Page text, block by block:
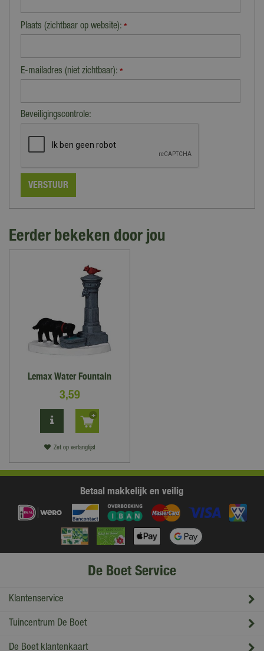
Plaats (zichtbaar op website): *
E-mailadres (niet zichtbaar): *
Beveiligingscontrole:
Eerder bekeken door jou
Lemax Water Fountain
3,59
Zet op verlanglijst
Betaal makkelijk en veilig
De Boet Service
Klantenservice
Tuincentrum De Boet
De Boet klantenkaart